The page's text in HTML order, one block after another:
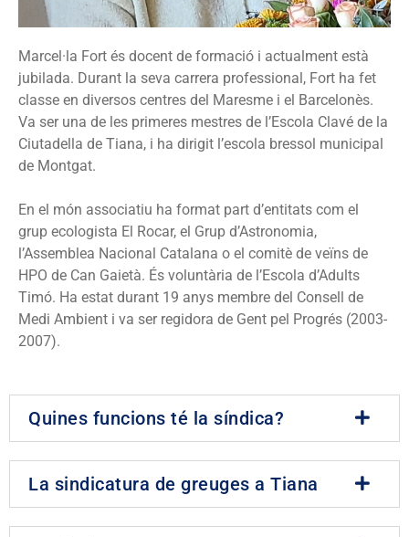
Marcel·la Fort és docent de formació i actualment està
jubilada. Durant la seva carrera professional, Fort ha fet
classe en diversos centres del Maresme i el Barcelonès.
Va ser una de les primeres mestres de l’Escola Clavé de la
Ciutadella de Tiana, i ha dirigit l’escola bressol municipal
de Montgat.
En el món associatiu ha format part d’entitats com el
grup ecologista El Rocar, el Grup d’Astronomia,
l’Assemblea Nacional Catalana o el comitè de veïns de
HPO de Can Gaietà. És voluntària de l’Escola d’Adults
Timó. Ha estat durant 19 anys membre del Consell de
Medi Ambient i va ser regidora de Gent pel Progrés (2003-
2007).
Quines funcions té la síndica?
La sindicatura de greuges a Tiana